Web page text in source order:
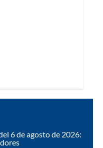
6 de agosto de 2026: